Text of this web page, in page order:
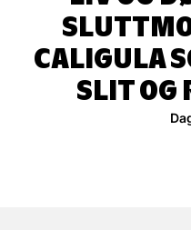
CALIGULA
SLIT OG